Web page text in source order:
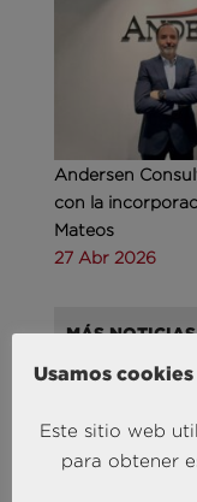
Andersen
con la
Mateos
27 Abr 2026
MÁS
Usamos
Este sitio web
para obtener